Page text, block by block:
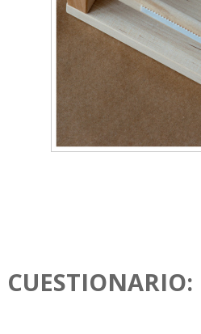
CUESTIONARIO: